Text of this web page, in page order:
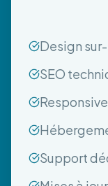
Design
SEO
Support